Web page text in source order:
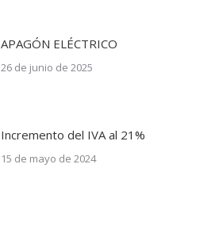
APAGÓN ELÉCTRICO
26 de junio de 2025
Incremento del IVA al 21%
15 de mayo de 2024